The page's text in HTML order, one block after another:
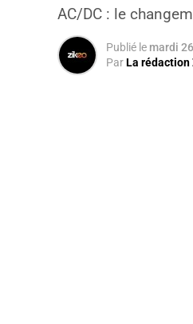
AC/DC : le
Publié le mardi
ParLa rédaction